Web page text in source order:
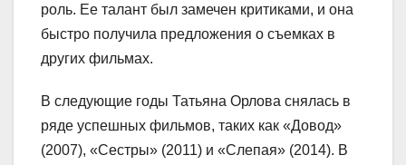
роль. Ее талант был замечен критиками, и она
быстро получила предложения о съемках в
других фильмах.
В следующие годы Татьяна Орлова снялась в
ряде успешных фильмов, таких как «Довод»
(2007), «Сестры» (2011) и «Слепая» (2014). В